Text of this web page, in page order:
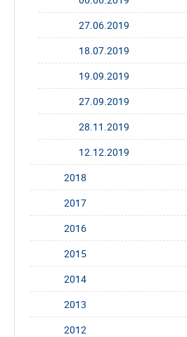
27.06.2019
18.07.2019
19.09.2019
27.09.2019
28.11.2019
12.12.2019
2018
2017
2016
2015
2014
2013
2012